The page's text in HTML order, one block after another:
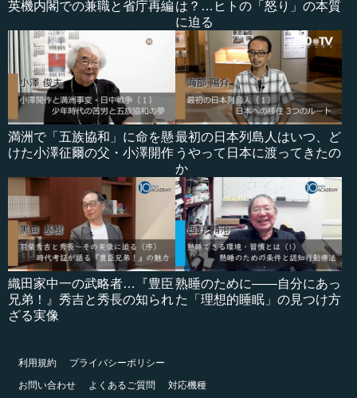
英機内閣での兼職と省庁再編は？…ヒトの「怒り」の本質
に迫る
満洲で「五族協和」に命を懸
けた小澤征爾の父・小澤開作
最初の日本列島人はいつ、ど
うやって日本に渡ってきたの
か
織田家中一の武略者…『豊臣
兄弟！』秀吉と秀長の知られ
ざる実像
熟睡のために――自分にあっ
た「理想的睡眠」の見つけ方
利用規約
プライバシーポリシー
お問い合わせ
よくあるご質問
対応機種